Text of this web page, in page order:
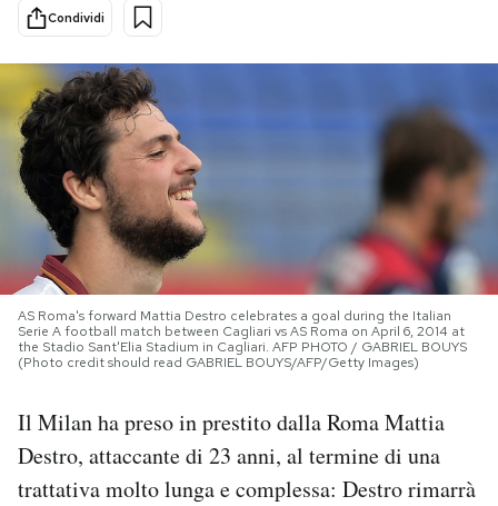
Economia
PODCAST
NEWSLETTER
I MIEI PREFERITI
SHOP
CALENDARIO
Condividi
AS Roma's forward Mattia Destro celebrates a goal during the Italian
Serie A football match between Cagliari vs AS Roma on April 6, 2014 at
the Stadio Sant'Elia Stadium in Cagliari. AFP PHOTO / GABRIEL BOUYS
(Photo credit should read GABRIEL BOUYS/AFP/Getty Images)
Il Milan ha preso in prestito dalla Roma Mattia
Destro, attaccante di 23 anni, al termine di una
trattativa molto lunga e complessa: Destro rimarrà